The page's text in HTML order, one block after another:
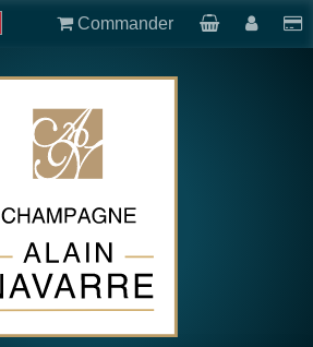
Commander